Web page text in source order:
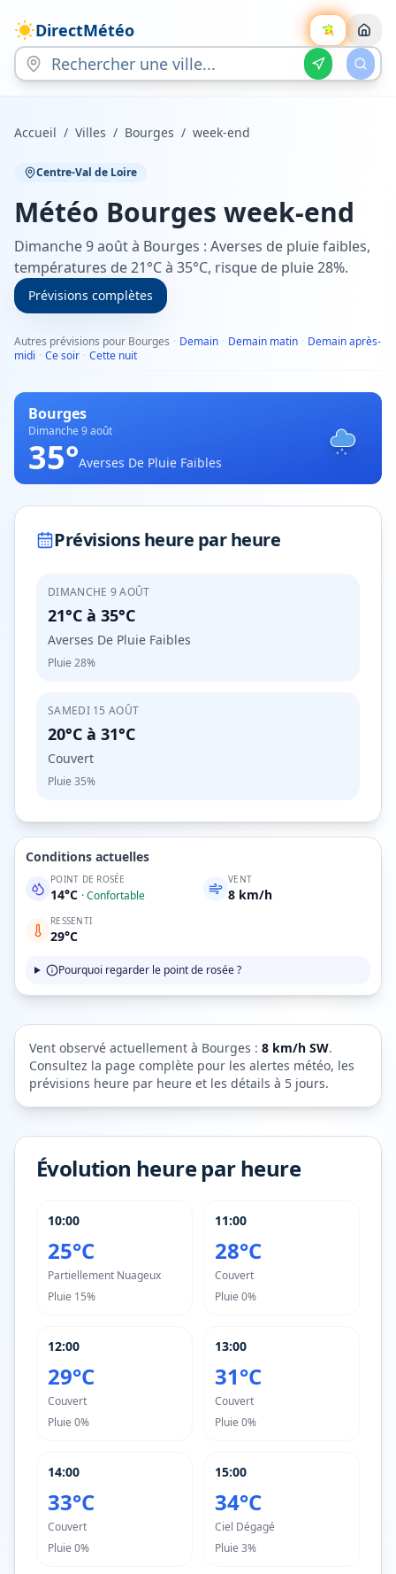
DirectMétéo
Accueil / Villes / Bourges / week-end
Centre-Val de Loire
Météo Bourges week-end
Dimanche 9 août à Bourges : Averses de pluie faibles,
températures de 21°C à 35°C, risque de pluie 28%.
Prévisions complètes
Autres prévisions pour Bourges · Demain · Demain matin · Demain après-
midi · Ce soir · Cette nuit
Bourges
Dimanche 9 août
35°Averses De Pluie Faibles
Prévisions heure par heure
DIMANCHE 9 AOÛT
21°C à 35°C
Averses De Pluie Faibles
Pluie 28%
SAMEDI 15 AOÛT
20°C à 31°C
Couvert
Pluie 35%
Conditions actuelles
POINT DE ROSÉE
14°C ·Confortable
VENT
8 km/h
RESSENTI
29°C
Pourquoi regarder le point de rosée ?
Vent observé actuellement à Bourges : 8 km/h SW.
Consultez la page complète pour les alertes météo, les
prévisions heure par heure et les détails à 5 jours.
Évolution heure par heure
10:00
25°C
Partiellement Nuageux
Pluie 15%
11:00
28°C
Couvert
Pluie 0%
12:00
29°C
Couvert
Pluie 0%
13:00
31°C
Couvert
Pluie 0%
14:00
33°C
Couvert
Pluie 0%
15:00
34°C
Ciel Dégagé
Pluie 3%